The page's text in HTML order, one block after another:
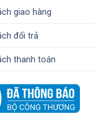
giao hàng
đổi trả
thanh toán